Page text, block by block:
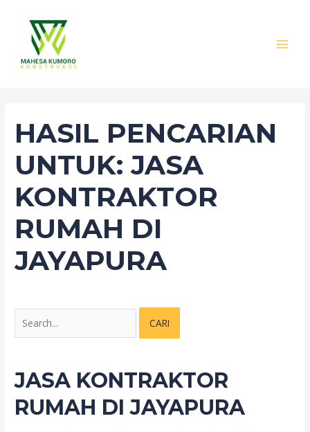
HASIL PENCARIAN
UNTUK:JASA
KONTRAKTOR
RUMAH DI
JAYAPURA
untuk:
JASA KONTRAKTOR
RUMAH DI JAYAPURA